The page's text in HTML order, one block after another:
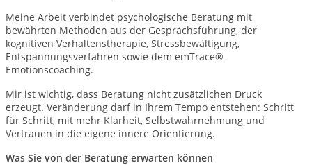
Meine Arbeit verbindet psychologische Beratung mit
bewährten Methoden aus der Gesprächsführung, der
kognitiven Verhaltenstherapie, Stressbewältigung,
Entspannungsverfahren sowie dem emTrace®-
Emotionscoaching.
Mir ist wichtig, dass Beratung nicht zusätzlichen Druck
erzeugt. Veränderung darf in Ihrem Tempo entstehen: Schritt
für Schritt, mit mehr Klarheit, Selbstwahrnehmung und
Vertrauen in die eigene innere Orientierung.
Was Sie von der Beratung erwarten können